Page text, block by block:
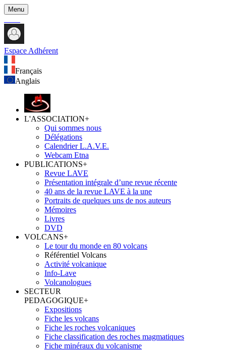
Menu
Espace Adhérent
Français
Anglais
L'ASSOCIATION+
Qui sommes nous
Délégations
Calendrier L.A.V.E.
Webcam Etna
PUBLICATIONS+
Revue LAVE
Présentation intégrale d’une revue récente
40 ans de la revue LAVE à la une
Portraits de quelques uns de nos auteurs
Mémoires
Livres
DVD
VOLCANS+
Le tour du monde en 80 volcans
Référentiel Volcans
Activité volcanique
Info-Lave
Volcanologues
SECTEUR
PEDAGOGIQUE+
Expositions
Fiche les volcans
Fiche les roches volcaniques
Fiche classification des roches magmatiques
Fiche minéraux du volcanisme